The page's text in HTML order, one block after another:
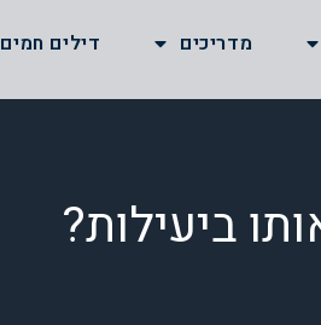
מדריכים דילים חמים
ביעילות?